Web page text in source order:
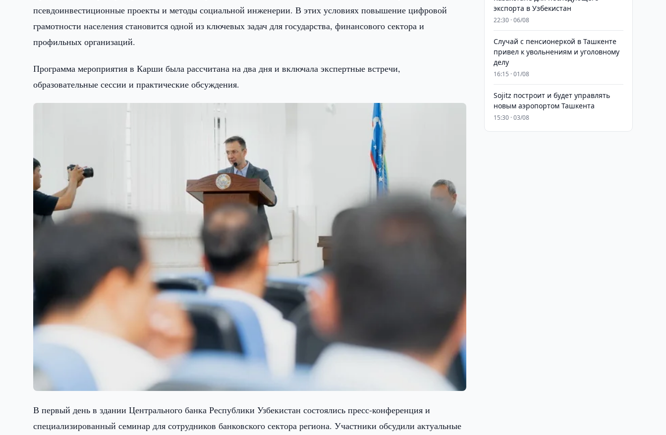
псевдоинвестиционные проекты и методы социальной инженерии. В этих условиях повышение цифровой
грамотности населения становится одной из ключевых задач для государства, финансового сектора и
профильных организаций.
Программа мероприятия в Карши была рассчитана на два дня и включала экспертные встречи,
образовательные сессии и практические обсуждения.
В первый день в здании Центрального банка Республики Узбекистан состоялись пресс-конференция и
специализированный семинар для сотрудников банковского сектора региона. Участники обсудили актуальные
экспорта в Узбекистан
22:30 · 06/08
Случай с пенсионеркой в Ташкенте
привел к увольнениям и уголовному
делу
16:15 · 01/08
Sojitz построит и будет управлять
новым аэропортом Ташкента
15:30 · 03/08